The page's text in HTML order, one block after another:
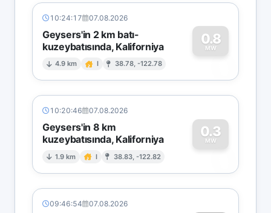
10:24:17 07.08.2026
Geysers'in 2 km batı-
kuzeybatısında, Kaliforniya
4.9 km I 38.78, -122.78
0.8
MW
0
10:20:46 07.08.2026
Geysers'in 8 km
kuzeybatısında, Kaliforniya
1.9 km I 38.83, -122.82
0.3
MW
0
09:46:54 07.08.2026